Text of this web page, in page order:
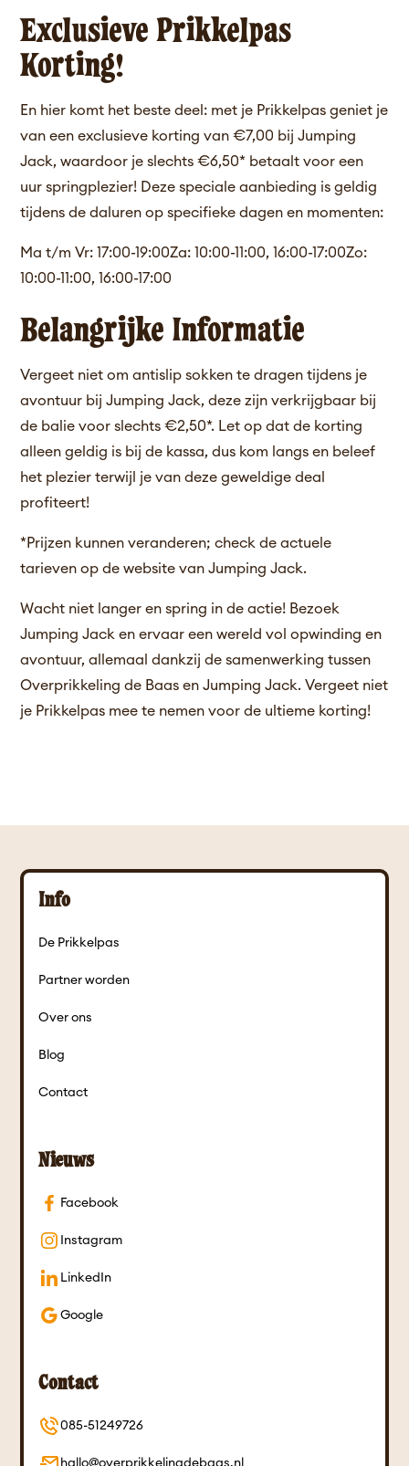
Exclusieve Prikkelpas
Korting!
En hier komt het beste deel: met je Prikkelpas geniet je
van een exclusieve korting van €7,00 bij Jumping
Jack, waardoor je slechts €6,50* betaalt voor een
uur springplezier! Deze speciale aanbieding is geldig
tijdens de daluren op specifieke dagen en momenten:
Ma t/m Vr: 17:00-19:00Za: 10:00-11:00, 16:00-17:00Zo:
10:00-11:00, 16:00-17:00
Belangrijke Informatie
Vergeet niet om antislip sokken te dragen tijdens je
avontuur bij Jumping Jack, deze zijn verkrijgbaar bij
de balie voor slechts €2,50*. Let op dat de korting
alleen geldig is bij de kassa, dus kom langs en beleef
het plezier terwijl je van deze geweldige deal
profiteert!
*Prijzen kunnen veranderen; check de actuele
tarieven op de website van Jumping Jack.
Wacht niet langer en spring in de actie! Bezoek
Jumping Jack en ervaar een wereld vol opwinding en
avontuur, allemaal dankzij de samenwerking tussen
Overprikkeling de Baas en Jumping Jack. Vergeet niet
je Prikkelpas mee te nemen voor de ultieme korting!
Info
De Prikkelpas
Partner worden
Over ons
Blog
Contact
Nieuws
Facebook
Instagram
LinkedIn
Google
Contact
085-51249726
hallo@overprikkelingdebaas.nl